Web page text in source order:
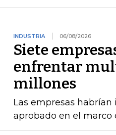
INDUSTRIA 06/08/2026
Siete
enfrentar
millones
Las empresas
aprobado en el